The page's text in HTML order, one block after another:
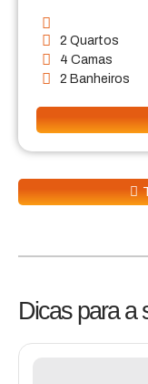
2 Quartos
4 Camas
2 Banheiros
Dicas para a